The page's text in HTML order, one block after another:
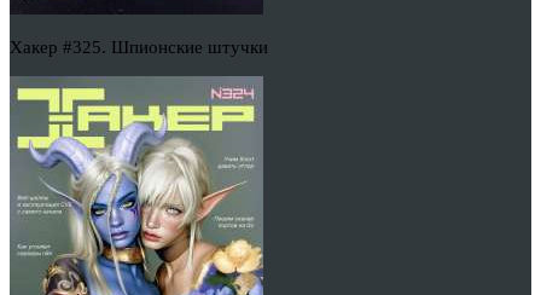
Хакер #325. Шпионские штучки